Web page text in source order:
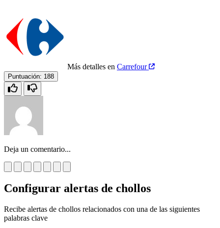
Más detalles en Carrefour
Puntuación: 188
Deja un comentario...
Configurar alertas de chollos
Recibe alertas de chollos relacionados con una de las siguientes
palabras clave